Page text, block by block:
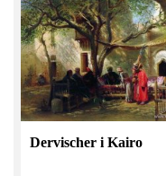
Dervischer i Kairo